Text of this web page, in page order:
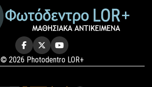
© 2026 Photodentro LOR+